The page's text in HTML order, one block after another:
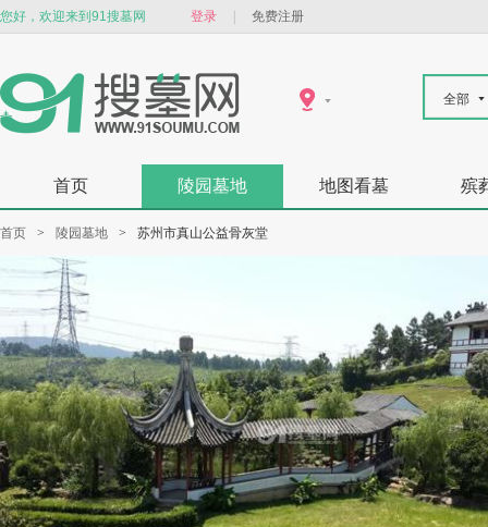
您好，欢迎来到91搜墓网 登录 免费注册
全部
首页 陵园墓地 地图看墓 殡
首页 > 陵园墓地 > 苏州市真山公益骨灰堂